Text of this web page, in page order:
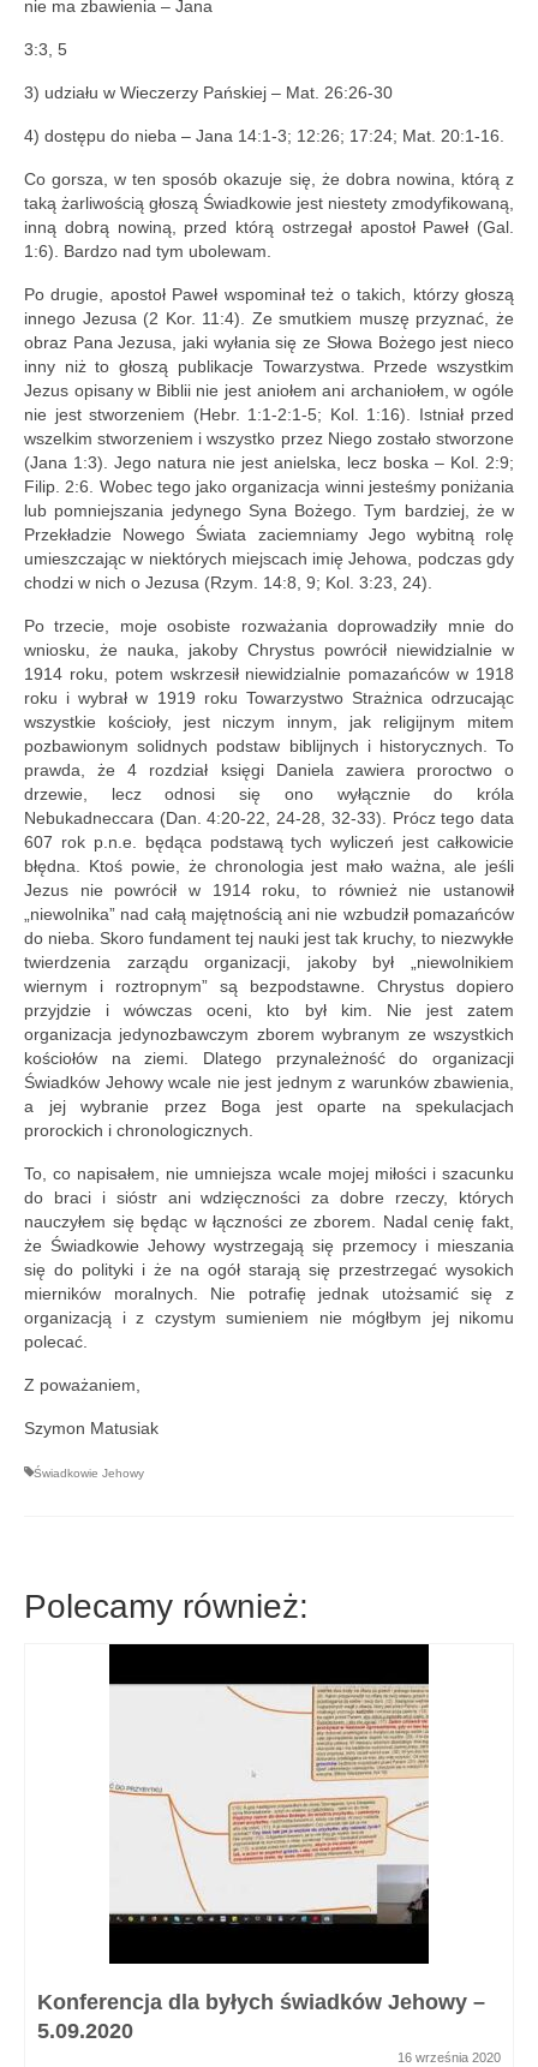
nie ma zbawienia – Jana
3:3, 5
3) udziału w Wieczerzy Pańskiej – Mat. 26:26-30
4) dostępu do nieba – Jana 14:1-3; 12:26; 17:24; Mat. 20:1-16.
Co gorsza, w ten sposób okazuje się, że dobra nowina, którą z
taką żarliwością głoszą Świadkowie jest niestety zmodyfikowaną,
inną dobrą nowiną, przed którą ostrzegał apostoł Paweł (Gal.
1:6). Bardzo nad tym ubolewam.
Po drugie, apostoł Paweł wspominał też o takich, którzy głoszą
innego Jezusa (2 Kor. 11:4). Ze smutkiem muszę przyznać, że
obraz Pana Jezusa, jaki wyłania się ze Słowa Bożego jest nieco
inny niż to głoszą publikacje Towarzystwa. Przede wszystkim
Jezus opisany w Biblii nie jest aniołem ani archaniołem, w ogóle
nie jest stworzeniem (Hebr. 1:1-2:1-5; Kol. 1:16). Istniał przed
wszelkim stworzeniem i wszystko przez Niego zostało stworzone
(Jana 1:3). Jego natura nie jest anielska, lecz boska – Kol. 2:9;
Filip. 2:6. Wobec tego jako organizacja winni jesteśmy poniżania
lub pomniejszania jedynego Syna Bożego. Tym bardziej, że w
Przekładzie Nowego Świata zaciemniamy Jego wybitną rolę
umieszczając w niektórych miejscach imię Jehowa, podczas gdy
chodzi w nich o Jezusa (Rzym. 14:8, 9; Kol. 3:23, 24).
Po trzecie, moje osobiste rozważania doprowadziły mnie do
wniosku, że nauka, jakoby Chrystus powrócił niewidzialnie w
1914 roku, potem wskrzesił niewidzialnie pomazańców w 1918
roku i wybrał w 1919 roku Towarzystwo Strażnica odrzucając
wszystkie kościoły, jest niczym innym, jak religijnym mitem
pozbawionym solidnych podstaw biblijnych i historycznych. To
prawda, że 4 rozdział księgi Daniela zawiera proroctwo o
drzewie, lecz odnosi się ono wyłącznie do króla
Nebukadneccara (Dan. 4:20-22, 24-28, 32-33). Prócz tego data
607 rok p.n.e. będąca podstawą tych wyliczeń jest całkowicie
błędna. Ktoś powie, że chronologia jest mało ważna, ale jeśli
Jezus nie powrócił w 1914 roku, to również nie ustanowił
„niewolnika” nad całą majętnością ani nie wzbudził pomazańców
do nieba. Skoro fundament tej nauki jest tak kruchy, to niezwykłe
twierdzenia zarządu organizacji, jakoby był „niewolnikiem
wiernym i roztropnym” są bezpodstawne. Chrystus dopiero
przyjdzie i wówczas oceni, kto był kim. Nie jest zatem
organizacja jedynozbawczym zborem wybranym ze wszystkich
kościołów na ziemi. Dlatego przynależność do organizacji
Świadków Jehowy wcale nie jest jednym z warunków zbawienia,
a jej wybranie przez Boga jest oparte na spekulacjach
prorockich i chronologicznych.
To, co napisałem, nie umniejsza wcale mojej miłości i szacunku
do braci i sióstr ani wdzięczności za dobre rzeczy, których
nauczyłem się będąc w łączności ze zborem. Nadal cenię fakt,
że Świadkowie Jehowy wystrzegają się przemocy i mieszania
się do polityki i że na ogół starają się przestrzegać wysokich
mierników moralnych. Nie potrafię jednak utożsamić się z
organizacją i z czystym sumieniem nie mógłbym jej nikomu
polecać.
Z poważaniem,
Szymon Matusiak
Świadkowie Jehowy
Polecamy również:
Konferencja dla byłych świadków Jehowy –
5.09.2020
16 września 2020